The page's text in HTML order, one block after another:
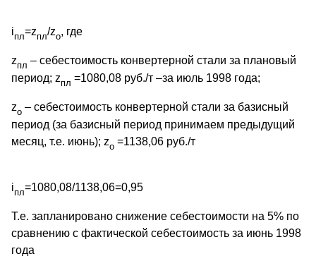
iпл=zпл/zо, где
zпл – себестоимость конвертерной стали за плановый
период; zпл =1080,08 руб./т –за июль 1998 года;
zо – себестоимость конвертерной стали за базисный
период (за базисный период принимаем предыдущий
месяц, т.е. июнь); zо =1138,06 руб./т
iпл=1080,08/1138,06=0,95
Т.е. запланировано снижение себестоимости на 5% по
сравнению с фактической себестоимость за июнь 1998
года